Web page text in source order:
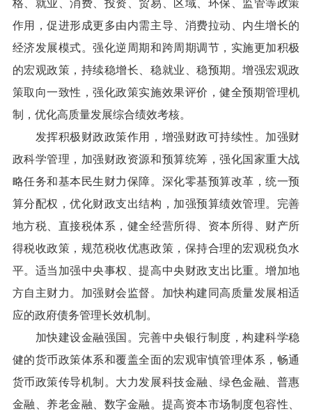
格、就业、消费、投资、贸易、区域、环保、监管等政策
作用，促进形成更多由内需主导、消费拉动、内生增长的
经济发展模式。强化逆周期和跨周期调节，实施更加积极
的宏观政策，持续稳增长、稳就业、稳预期。增强宏观政
策取向一致性，强化政策实施效果评价，健全预期管理机
制，优化高质量发展综合绩效考核。
发挥积极财政政策作用，增强财政可持续性。加强财
政科学管理，加强财政资源和预算统筹，强化国家重大战
略任务和基本民生财力保障。深化零基预算改革，统一预
算分配权，优化财政支出结构，加强预算绩效管理。完善
地方税、直接税体系，健全经营所得、资本所得、财产所
得税收政策，规范税收优惠政策，保持合理的宏观税负水
平。适当加强中央事权、提高中央财政支出比重。增加地
方自主财力。加强财会监督。加快构建同高质量发展相适
应的政府债务管理长效机制。
加快建设金融强国。完善中央银行制度，构建科学稳
健的货币政策体系和覆盖全面的宏观审慎管理体系，畅通
货币政策传导机制。大力发展科技金融、绿色金融、普惠
金融、养老金融、数字金融。提高资本市场制度包容性、